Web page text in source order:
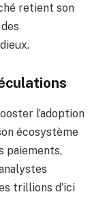
retient son
l’adoption
écosystème
paiements,
trillions d’ici